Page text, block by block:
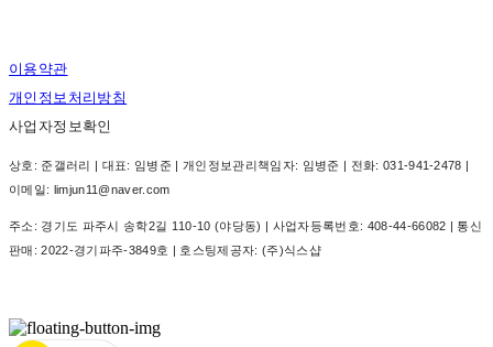
이용약관
개인정보처리방침
사업자정보확인
상호: 준갤러리 | 대표: 임병준 | 개인정보관리책임자: 임병준 | 전화: 031-941-2478 |
이메일: limjun11@naver.com
주소: 경기도 파주시 송학2길 110-10 (야당동) | 사업자등록번호: 408-44-66082 | 통신
판매:2022-경기파주-3849호 | 호스팅제공자: (주)식스샵